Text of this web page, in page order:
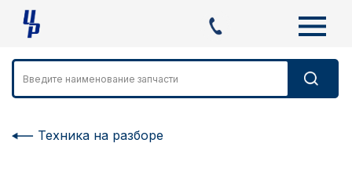
Техника на разборе